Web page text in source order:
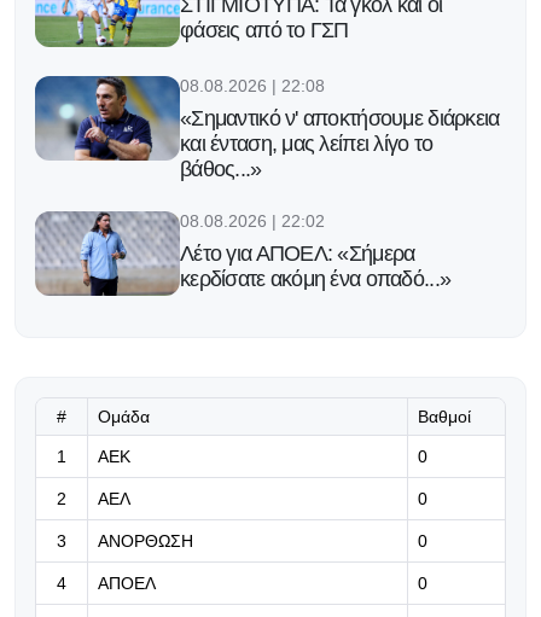
ΣΤΙΓΜΙΟΤΥΠΑ: Τα γκολ και οι
φάσεις από το ΓΣΠ
08.08.2026 | 22:08
«Σημαντικό ν' αποκτήσουμε διάρκεια
και ένταση, μας λείπει λίγο το
βάθος...»
08.08.2026 | 22:02
Λέτο για ΑΠΟΕΛ: «Σήμερα
κερδίσατε ακόμη ένα οπαδό...»
Φιλική ισοπαλία για Παρί και
Μάντσεστερ Γιουνάιτεντ στη
Σουηδία
# Ομάδα Βαθμοί
1 ΑΕΚ 0
2 ΑΕΛ 0
3 ΑΝΟΡΘΩΣΗ 0
4 ΑΠΟΕΛ 0